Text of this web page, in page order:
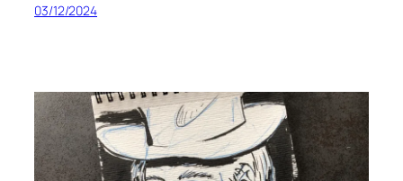
03/12/2024